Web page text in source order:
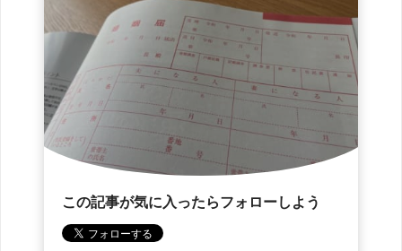
この記事が気に入ったらフォローしよう